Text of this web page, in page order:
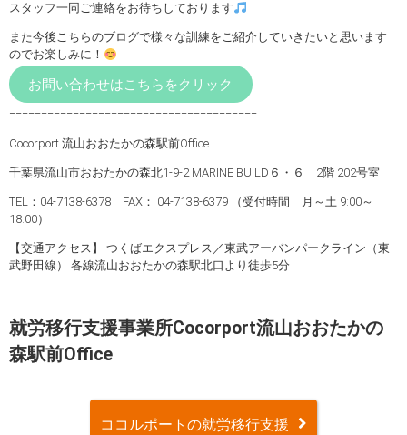
スタッフ一同ご連絡をお待ちしております
また今後こちらのブログで様々な訓練をご紹介していきたいと思います
のでお楽しみに！
お問い合わせはこちらをクリック
=======================================
Cocorport 流山おおたかの森駅前Office
千葉県流山市おおたかの森北1-9-2 MARINE BUILD６・６ 2階 202号室
TEL：04-7138-6378 FAX： 04-7138-6379 （受付時間 月～土 9:00～
18:00）
【交通アクセス】 つくばエクスプレス／東武アーバンパークライン（東
武野田線） 各線流山おおたかの森駅北口より徒歩5分
就労移行支援事業所Cocorport流山おおたかの
森駅前Office
ココルポートの就労移行支援